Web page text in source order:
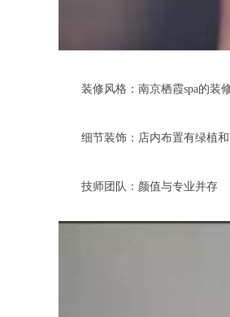
装修风格：南京栖霞spa的装修
细节装饰：店内布置有绿植和
技师团队：颜值与专业并存